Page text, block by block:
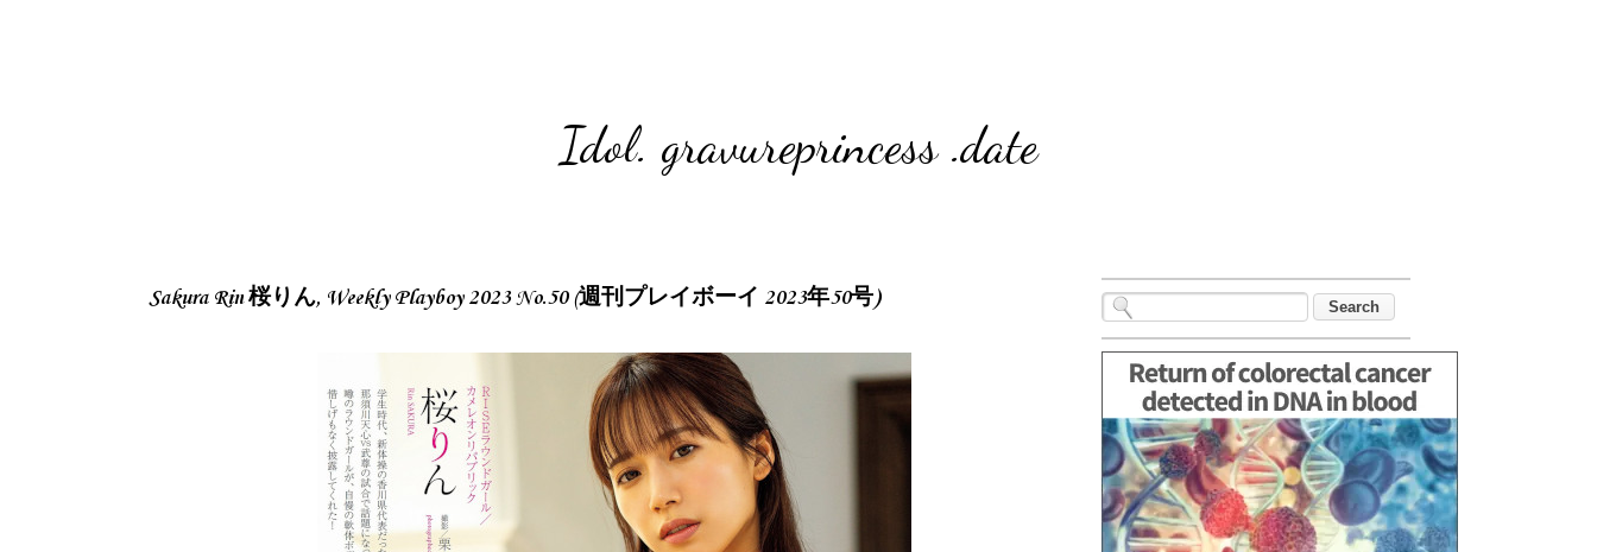
Idol. gravureprincess .date
Sakura Rin 桜りん, Weekly Playboy 2023 No.50 (週刊プレイボーイ 2023年50号)